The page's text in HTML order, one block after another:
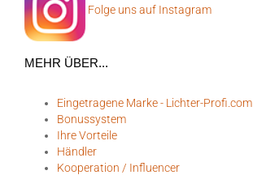
Folge uns auf Instagram
MEHR ÜBER...
Eingetragene Marke - Lichter-Profi.com
Bonussystem
Ihre Vorteile
Händler
Kooperation / Influencer